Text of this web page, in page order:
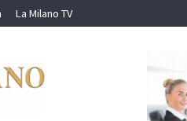
La Milano TV